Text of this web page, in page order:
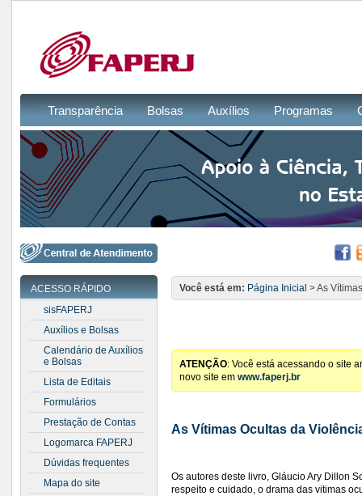
Transparência Bolsas Auxílios Programas
ACESSO RÁPIDO
sisFAPERJ
Auxílios e Bolsas
Calendário de Auxílios
e Bolsas
Lista de Editais
Formulários
Prestação de Contas
Logomarca FAPERJ
Dúvidas frequentes
Mapa do site
Você está em: Página Inicial > As
ATENÇÃO: Você está acessando o site
novo site em www.faperj.br
As Vítimas Ocultas da
Os autores deste livro, Gláucio Ary Dillon
respeito e cuidado, o drama das vitimas